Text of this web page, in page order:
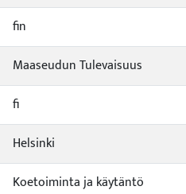
fin
Maaseudun Tulevaisuus
fi
Helsinki
Koetoiminta ja käytäntö